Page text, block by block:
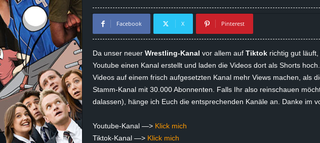
n
s
g
e
Facebook X Pinterest
Da unser neuer Wrestling-Kanal vor allem auf Tiktokrichtig gut läuft,
Youtube einen Kanal erstellt und laden die Videos dort als Shorts
Videos auf einem frisch aufgesetzten Kanal mehr Views machen, als
Stamm-Kanal mit 30.000 Abonnenten. Falls Ihr also reinschauen
dalassen), hänge ich Euch die entsprechenden Kanäle an. Danke im
Youtube-Kanal —> Klick mich
Tiktok-Kanal —> Klick mich